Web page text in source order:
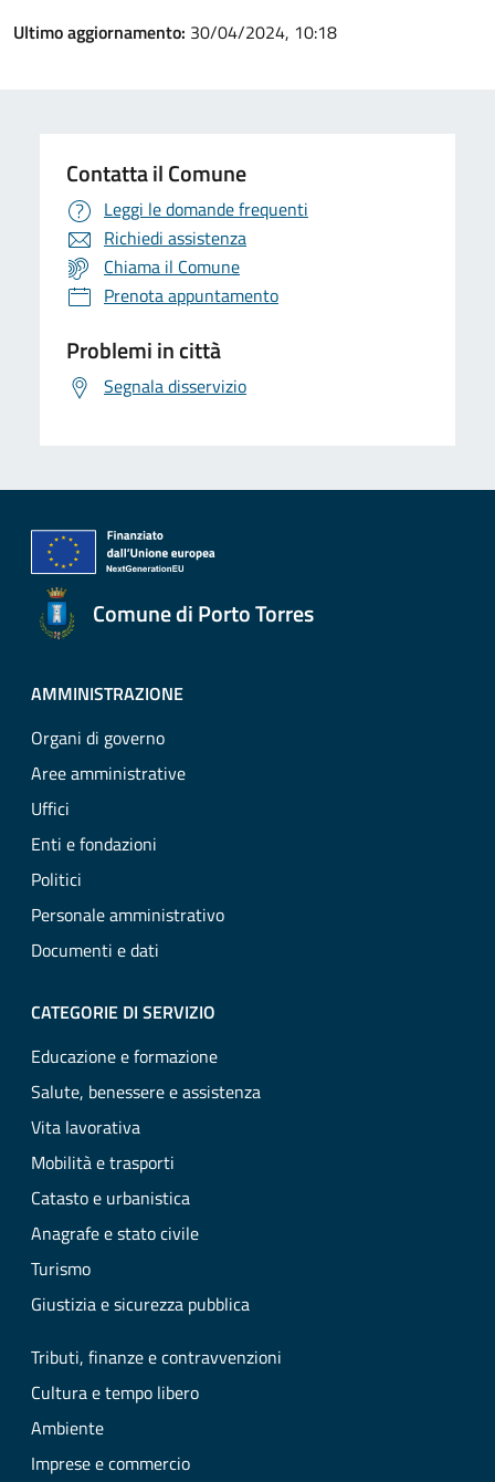
Ultimo aggiornamento: 30/04/2024, 10:18
Contatta il Comune
Leggi le domande frequenti
Richiedi assistenza
Chiama il Comune
Prenota appuntamento
Problemi in città
Segnala disservizio
Comune di Porto Torres
AMMINISTRAZIONE
Organi di governo
Aree amministrative
Uffici
Enti e fondazioni
Politici
Personale amministrativo
Documenti e dati
CATEGORIE DI SERVIZIO
Educazione e formazione
Salute, benessere e assistenza
Vita lavorativa
Mobilità e trasporti
Catasto e urbanistica
Anagrafe e stato civile
Turismo
Giustizia e sicurezza pubblica
Tributi, finanze e contravvenzioni
Cultura e tempo libero
Ambiente
Imprese e commercio